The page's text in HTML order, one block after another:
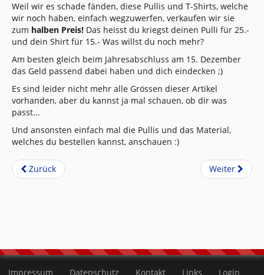
Weil wir es schade fänden, diese Pullis und T-Shirts, welche
wir noch haben, einfach wegzuwerfen, verkaufen wir sie
zum halben Preis! Das heisst du kriegst deinen Pulli für 25.-
und dein Shirt für 15.- Was willst du noch mehr?
Am besten gleich beim Jahresabschluss am 15. Dezember
das Geld passend dabei haben und dich eindecken ;)
Es sind leider nicht mehr alle Grössen dieser Artikel
vorhanden, aber du kannst ja mal schauen, ob dir was
passt...
Und ansonsten einfach mal die Pullis und das Material,
welches du bestellen kannst, anschauen :)
Zurück Weiter
Impressum Datenschutz Kontakt Links Login